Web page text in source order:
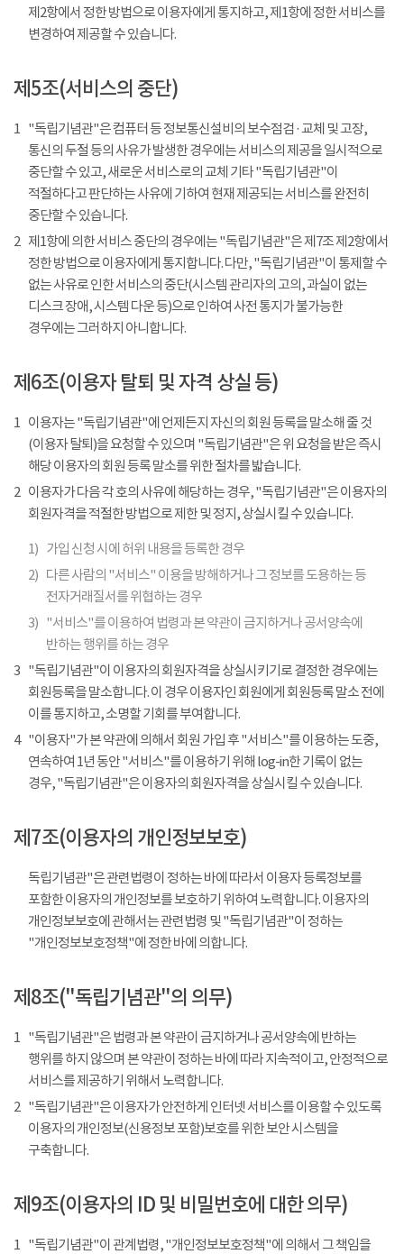
제2항에서 정한 방법으로 이용자에게 통지하고, 제1항에 정한 서비스를
변경하여 제공할 수 있습니다.
제5조(서비스의 중단)
1 "독립기념관"은 컴퓨터 등 정보통신설비의 보수점검 · 교체 및 고장,
통신의 두절 등의 사유가 발생한 경우에는 서비스의 제공을 일시적으로
중단할 수 있고, 새로운 서비스로의 교체 기타 "독립기념관"이
적절하다고 판단하는 사유에 기하여 현재 제공되는 서비스를 완전히
중단할 수 있습니다.
2 제1항에 의한 서비스 중단의 경우에는 "독립기념관"은 제7조 제2항에서
정한 방법으로 이용자에게 통지합니다. 다만, "독립기념관"이 통제할 수
없는 사유로 인한 서비스의 중단(시스템 관리자의 고의, 과실이 없는
디스크 장애, 시스템 다운 등)으로 인하여 사전 통지가 불가능한
경우에는 그러하지 아니합니다.
제6조(이용자 탈퇴 및 자격 상실 등)
1 이용자는 "독립기념관"에 언제든지 자신의 회원 등록을 말소해 줄 것
(이용자 탈퇴)을 요청할 수 있으며 "독립기념관"은 위 요청을 받은 즉시
해당 이용자의 회원 등록 말소를 위한 절차를 밟습니다.
2 이용자가 다음 각 호의 사유에 해당하는 경우, "독립기념관"은 이용자의
회원자격을 적절한 방법으로 제한 및 정지, 상실시킬 수 있습니다.
1) 가입 신청 시에 허위 내용을 등록한 경우
2) 다른 사람의 "서비스" 이용을 방해하거나 그 정보를 도용하는 등
전자거래질서를 위협하는 경우
3) "서비스"를 이용하여 법령과 본 약관이 금지하거나 공서양속에
반하는 행위를 하는 경우
3 "독립기념관"이 이용자의 회원자격을 상실시키기로 결정한 경우에는
회원등록을 말소합니다. 이 경우 이용자인 회원에게 회원등록 말소 전에
이를 통지하고, 소명할 기회를 부여합니다.
4
"이용자"가 본 약관에 의해서 회원 가입 후 "서비스"를 이용하는 도중,
연속하여 1년 동안 "서비스"를 이용하기 위해 log-in한 기록이 없는
경우, "독립기념관"은 이용자의 회원자격을 상실시킬 수 있습니다.
제7조(이용자의 개인정보보호)
독립기념관"은 관련법령이 정하는 바에 따라서 이용자 등록정보를
포함한 이용자의 개인정보를 보호하기 위하여 노력합니다. 이용자의
개인정보보호에 관해서는 관련법령 및 "독립기념관"이 정하는
"개인정보보호정책"에 정한 바에 의합니다.
제8조("독립기념관"의 의무)
1 "독립기념관"은 법령과 본 약관이 금지하거나 공서양속에 반하는
행위를 하지 않으며 본 약관이 정하는 바에 따라 지속적이고, 안정적으로
서비스를 제공하기 위해서 노력합니다.
2 "독립기념관"은 이용자가 안전하게 인터넷 서비스를 이용할 수 있도록
이용자의 개인정보(신용정보 포함)보호를 위한 보안 시스템을
구축합니다.
제9조(이용자의 ID 및 비밀번호에 대한 의무)
1 "독립기념관"이 관계법령, "개인정보보호정책"에 의해서 그 책임을